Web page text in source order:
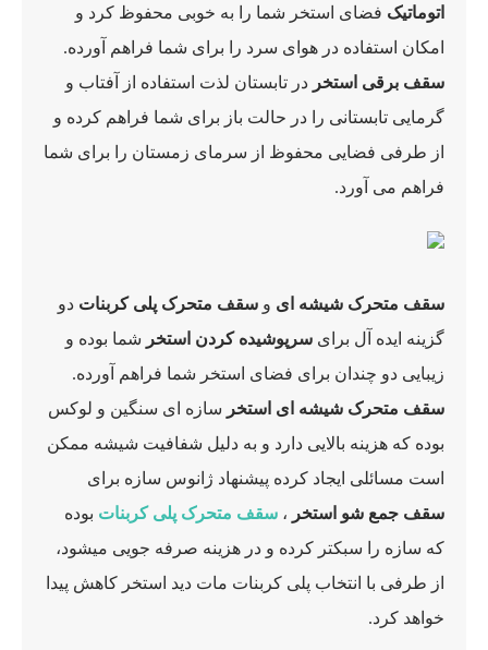
اتوماتیک فضای استخر شما را به خوبی محفوظ کرد و
امکان استفاده در هوای سرد را برای شما فراهم آورده.
سقف برقی استخر در تابستان لذت استفاده از آفتاب و
گرمایی تابستانی را در حالت باز برای شما فراهم کرده و
از طرفی فضایی محفوظ از سرمای زمستان را برای شما
فراهم می آورد.
سقف متحرک شیشه ای و سقف متحرک پلی کربنات دو
گزینه ایده آل برای سرپوشیده کردن استخر شما بوده و
زیبایی دو چندان برای فضای استخر شما فراهم آورده.
سقف متحرک شیشه ای استخر سازه ای سنگین و لوکس
بوده که هزینه بالایی دارد و به دلیل شفافیت شیشه ممکن
است مسائلی ایجاد کرده پیشنهاد ژانوس سازه برای
سقف جمع شو استخر ، سقف متحرک پلی کربنات بوده
که سازه را سبکتر کرده و در هزینه صرفه جویی می‏شود،
از طرفی با انتخاب پلی کربنات مات دید استخر کاهش پیدا
خواهد کرد.